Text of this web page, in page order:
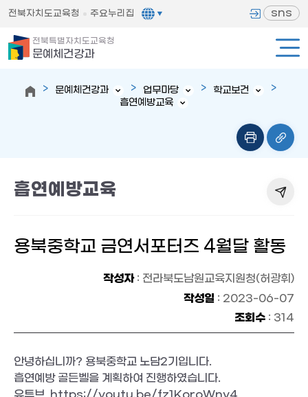
전북자치도교육청 주요누리집 sns
전북특별자치도교육청
문예체건강과
문예체건강과 업무마당
학교보건
흡연예방교육
흡연예방교육
용북중학교 금연서포터즈 4월달 활동
작성자: 전라북도남원교육지원청(허광휘)
작성일 : 2023-06-07
조회수 : 314
안녕하십니까? 용북중학교 노담2기입니다.
흡연예방 골든벨을 계획하여 진행하였습니다.
유튜브 https://youtu.be/fz1KoroWnv4